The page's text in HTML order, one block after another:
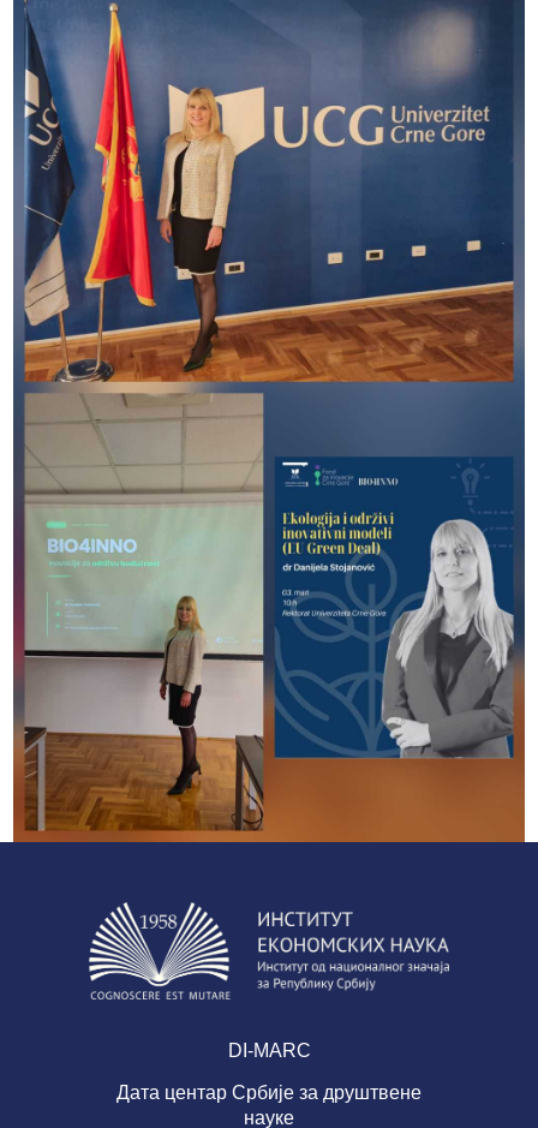
DI-MARC
Дата центар Србије за друштвене
науке